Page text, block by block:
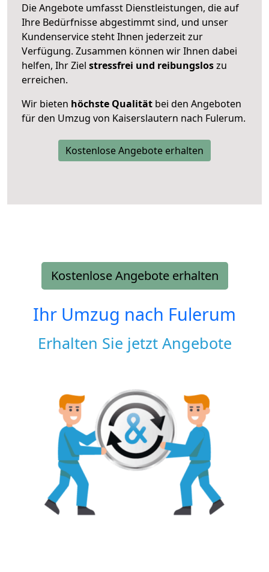
Die Angebote umfasst Dienstleistungen, die auf
Ihre Bedürfnisse abgestimmt sind, und unser
Kundenservice steht Ihnen jederzeit zur
Verfügung. Zusammen können wir Ihnen dabei
helfen, Ihr Ziel stressfrei und reibungsloszu
erreichen.
Wir bieten höchste Qualität bei den Angeboten
für den Umzug von Kaiserslautern nach Fulerum.
Kostenlose Angebote erhalten
Kostenlose Angebote erhalten
Ihr Umzug nach Fulerum
Erhalten Sie jetzt Angebote